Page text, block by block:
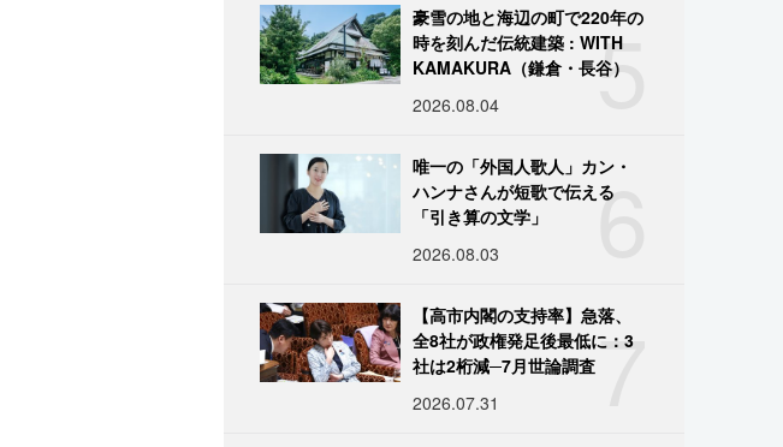
5
豪雪の地と海辺の町で220年の
時を刻んだ伝統建築 : WITH
KAMAKURA（鎌倉・長谷）
2026.08.04
6
唯一の「外国人歌人」カン・
ハンナさんが短歌で伝える
「引き算の文学」
2026.08.03
7
【高市内閣の支持率】急落、
全8社が政権発足後最低に：3
社は2桁減─7月世論調査
2026.07.31